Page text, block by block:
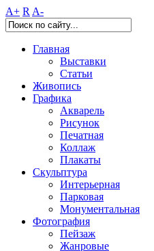
A+ R A-
Главная
Выставки
Статьи
Живопись
Графика
Акварель
Рисунок
Печатная
Коллаж
Плакаты
Скульптура
Интерьерная
Парковая
Монументальная
Фотография
Пейзаж
Жанровые